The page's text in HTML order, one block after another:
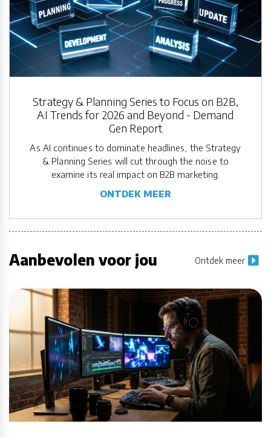
Strategy & Planning Series to Focus on B2B,
AI Trends for 2026 and Beyond - Demand
Gen Report
As AI continues to dominate headlines, the Strategy
& Planning Series will cut through the noise to
examine its real impact on B2B marketing.
ONTDEK MEER
Aanbevolen voor jou Ontdek meer